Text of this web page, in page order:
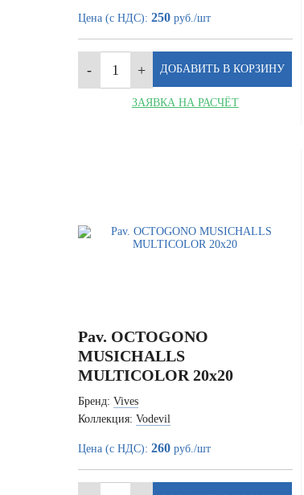
Цена (с НДС): 250 руб./шт
ЗАЯВКА НА РАСЧЁТ
Pav. OCTOGONO
MUSICHALLS
MULTICOLOR 20x20
Бренд: Vives
Коллекция: Vodevil
Цена (с НДС): 260 руб./шт